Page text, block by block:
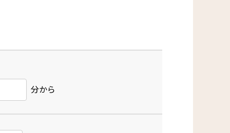
分から